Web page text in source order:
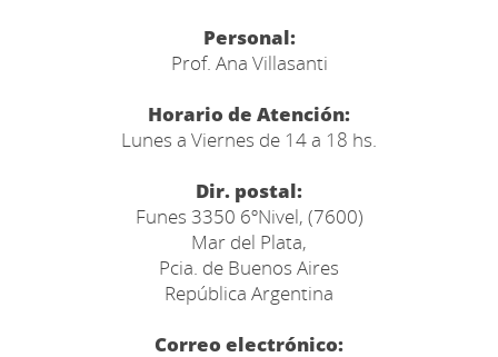
Personal:
Prof. Ana Villasanti
Horario de Atención:
Lunes a Viernes de 14 a 18 hs.
Dir. postal:
Funes 3350 6ºNivel, (7600)
Mar del Plata,
Pcia. de Buenos Aires
República Argentina
Correo electrónico: